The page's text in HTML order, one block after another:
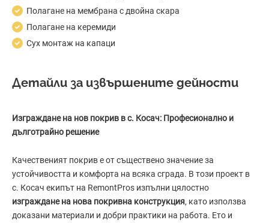
Полагане на мембрана с двойна скара
Полагане на керемиди
Сух монтаж на капаци
Детайли за извършените дейности
Изграждане на нов покрив в с. Косач: Професионално и
дълготрайно решение
Качественият покрив е от съществено значение за
устойчивостта и комфорта на всяка сграда. В този проект в
с. Косач екипът на RemontPros изпълни цялостно
изграждане на нова покривна конструкция, като използва
доказани материали и добри практики на работа. Ето и